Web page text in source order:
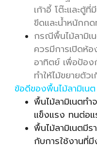
เก้าอี้ โต๊ะและตู้
ขีดและน้ำหนักก
กรณีพื้นไม้ลามิเ
ควรมีการเปิดห้
อาทิตย์ เพื่อป้อง
ทำให้ไม้ขยายตัว
ข้อดีของพื้นไม้ลามิเนต
พื้นไม้ลามิเนตทำ
แข็งแรง ทนต่อแ
พื้นไม้ลามิเนตมีร
กับการใช้งานที่